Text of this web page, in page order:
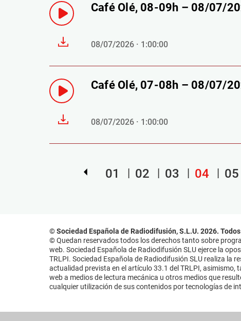
Café Olé, 08-09h – 08/07/
08/07/2026 · 1:00:00
Café Olé, 07-08h – 08/07/
08/07/2026 · 1:00:00
01 02 03 04 05
© Sociedad Española de Radiodifusión, S.L.U. 2026.
© Quedan reservados todos los derechos tanto sobre
web. Sociedad Española de Radiodifusión SLU ejerce la
TRLPI. Sociedad Española de Radiodifusión SLU realiza la
actualidad prevista en el artículo 33.1 del TRLPI, asimismo,
web a medios de lectura mecánica u otros medios que
cualquier utilización de sus contenidos por tecnologías de